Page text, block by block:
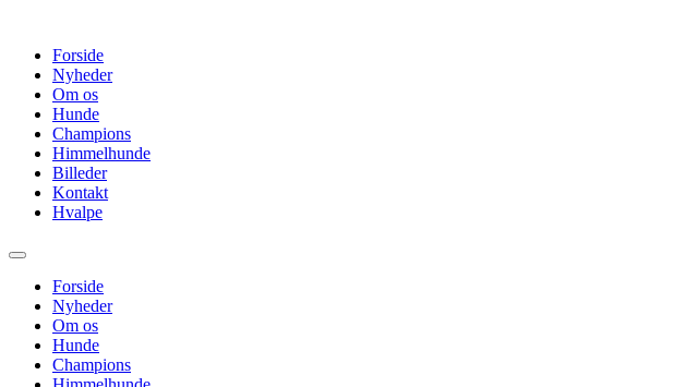
indholdForside
Nyheder
Om os
Hunde
Champions
Himmelhunde
Billeder
Kontakt
Hvalpe
Forside
Nyheder
Om os
Hunde
Champions